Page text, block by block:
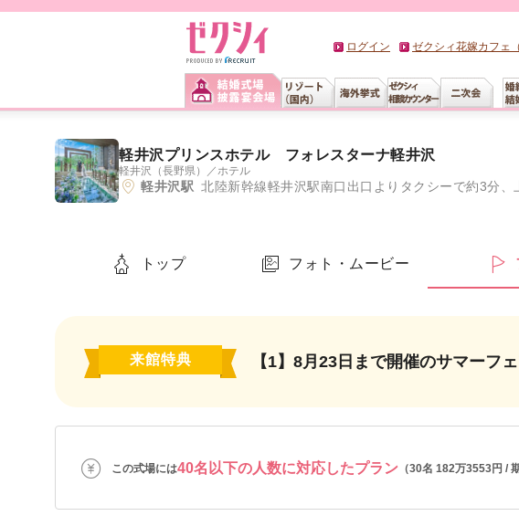
ログイン ゼクシィ花嫁カフェ
軽井沢プリンスホテル フォレスターナ軽井沢
軽井沢（長野県） ／ ホテル
軽井沢駅 北陸新幹線軽井沢駅南口出口よりタクシーで約3分
トップ フォト・ムービー
来館特典
この式場には40名以下の人数に対応したプラン （30名 182万3553円 /